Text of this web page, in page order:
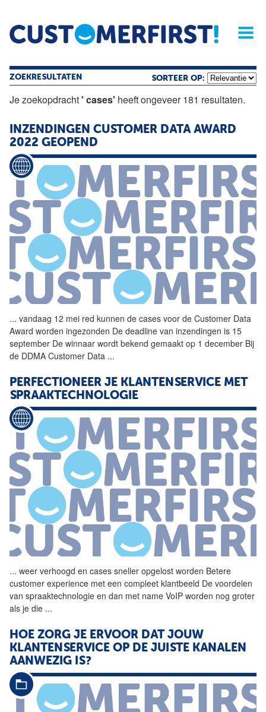
Home Opinie Archief
Magazine
ZOEKRESULTATEN SORTEER OP:
Je zoekopdracht' cases' heeft ongeveer 181 resultaten.
INZENDINGEN CUSTOMER DATA AWARD
2022 GEOPEND
... vandaag 12 mei red kunnen de cases voor de Customer Data
Award worden ingezonden De deadline van inzendingen is 15
september De winnaar wordt bekend gemaakt op 1 december Bij
de DDMA Customer Data ...
PERFECTIONEER JE KLANTENSERVICE MET
SPRAAKTECHNOLOGIE
... weer verhoogd en cases sneller opgelost worden Betere
customer experience met een compleet klantbeeld De voordelen
van spraaktechnologie en dan met name VoIP worden nog groter
als je die ...
HOE ZORG JE ERVOOR DAT JOUW
KLANTENSERVICE OP DE JUISTE KANALEN
AANWEZIG IS?